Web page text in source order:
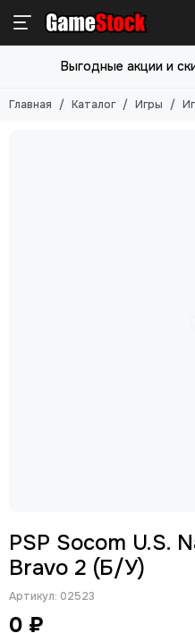
Игры
Смотреть все товары
Игры для PlayStation 5
Выгодные акции и
Главная Каталог Игры
PSP Socom U.S.
Bravo 2 (Б/У)
Артикул: 02523
0 ₽